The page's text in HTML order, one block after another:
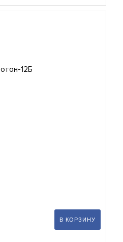
В КОРЗИНУ